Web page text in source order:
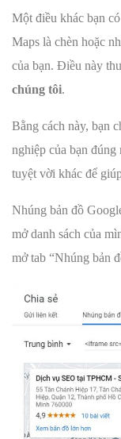
Một điều khác bạn
Maps là chèn hoặc
của bạn. Điều này
chúng tôi.
Bằng cách này, bạn
nghiệp của bạn
tuyệt vời khác để
Nhúng bản đồ
mở danh sách của
mở tab “Nhúng bản